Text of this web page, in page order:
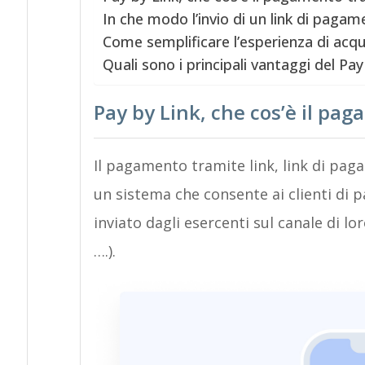
In che modo l’invio di un link di
Come semplificare l’esperienza di
Quali sono i principali vantaggi del
Pay by Link, che cos’è il
Il pagamento tramite link, link di
un sistema che consente ai clienti di
inviato dagli esercenti sul canale di
….).